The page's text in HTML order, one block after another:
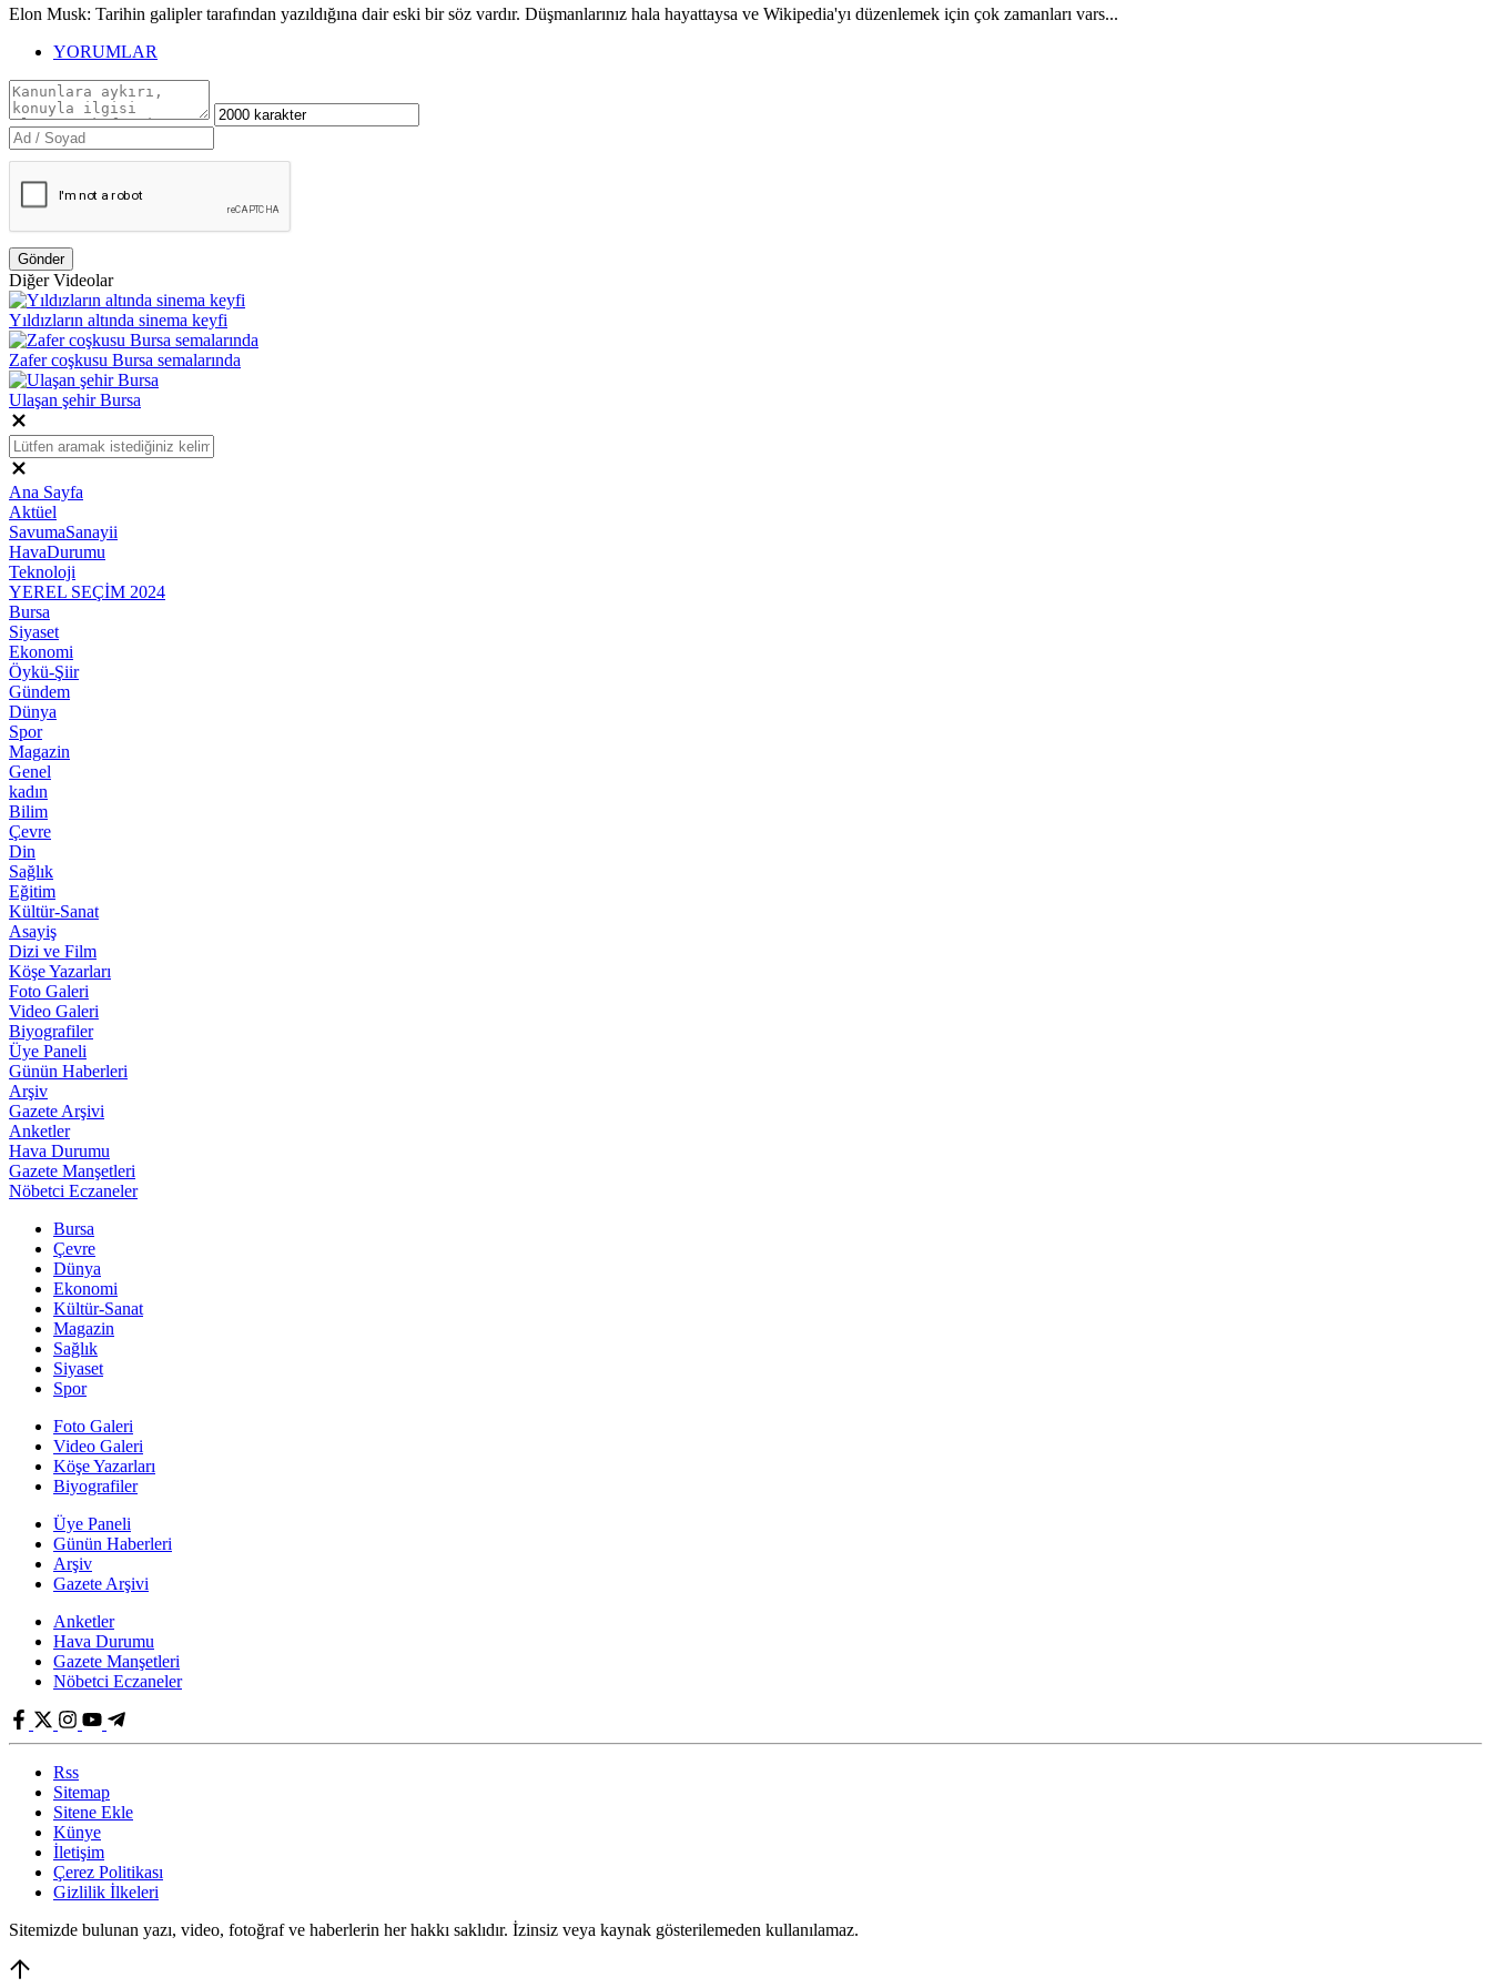
Elon Musk: Tarihin galipler tarafından yazıldığına dair eski bir söz vardır. Düşmanlarınız hala hayattaysa ve Wikipedia'yı düzenlemek için çok zamanları vars...
YORUMLAR
Gönder
Diğer Videolar
Yıldızların altında sinema keyfi
Zafer coşkusu Bursa semalarında
Ulaşan şehir Bursa
Ana Sayfa
Aktüel
SavumaSanayii
HavaDurumu
Teknoloji
YEREL SEÇİM 2024
Bursa
Siyaset
Ekonomi
Öykü-Şiir
Gündem
Dünya
Spor
Magazin
Genel
kadın
Bilim
Çevre
Din
Sağlık
Eğitim
Kültür-Sanat
Asayiş
Dizi ve Film
Köşe Yazarları
Foto Galeri
Video Galeri
Biyografiler
Üye Paneli
Günün Haberleri
Arşiv
Gazete Arşivi
Anketler
Hava Durumu
Gazete Manşetleri
Nöbetci Eczaneler
Bursa
Çevre
Dünya
Ekonomi
Kültür-Sanat
Magazin
Sağlık
Siyaset
Spor
Foto Galeri
Video Galeri
Köşe Yazarları
Biyografiler
Üye Paneli
Günün Haberleri
Arşiv
Gazete Arşivi
Anketler
Hava Durumu
Gazete Manşetleri
Nöbetci Eczaneler
Rss
Sitemap
Sitene Ekle
Künye
İletişim
Çerez Politikası
Gizlilik İlkeleri
Sitemizde bulunan yazı, video, fotoğraf ve haberlerin her hakkı saklıdır. İzinsiz veya kaynak gösterilemeden kullanılamaz.